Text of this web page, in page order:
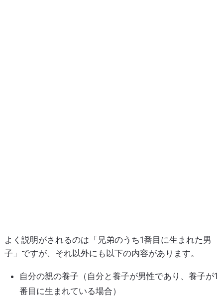
よく説明がされるのは「兄弟のうち1番目に生まれた男
子」ですが、それ以外にも以下の内容があります。
自分の親の養子（自分と養子が男性であり、養子が1
番目に生まれている場合）